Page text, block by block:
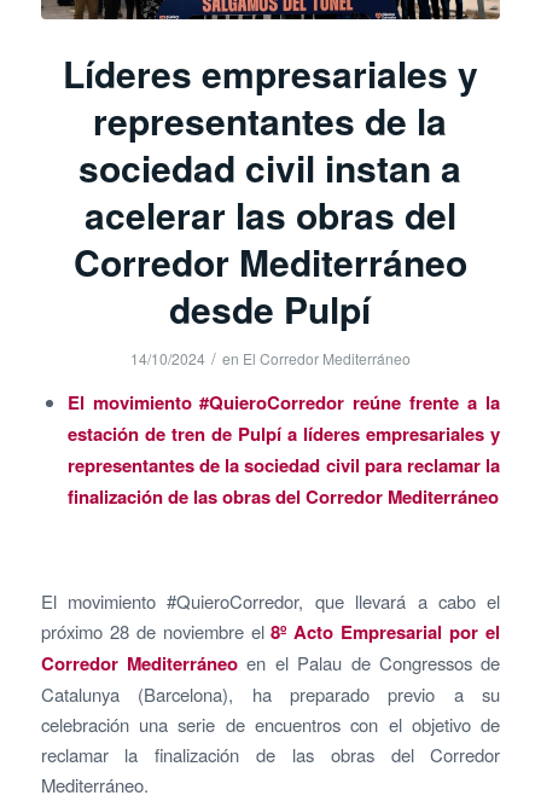
Líderes empresariales y
representantes de la
sociedad civil instan a
acelerar las obras del
Corredor Mediterráneo
desde Pulpí
14/10/2024 / en El Corredor Mediterráneo
El movimiento #QuieroCorredor reúne frente a la
estación de tren de Pulpí a líderes empresariales y
representantes de la sociedad civil para reclamar la
finalización de las obras del Corredor Mediterráneo
El movimiento #QuieroCorredor, que llevará a cabo el
próximo 28 de noviembre el8º Acto Empresarial por el
Corredor Mediterráneo en el Palau de Congressos de
Catalunya (Barcelona), ha preparado previo a su
celebración una serie de encuentros con el objetivo de
reclamar la finalización de las obras del Corredor
Mediterráneo.